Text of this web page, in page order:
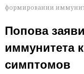
формировании
Попова
иммунитета
симптомов